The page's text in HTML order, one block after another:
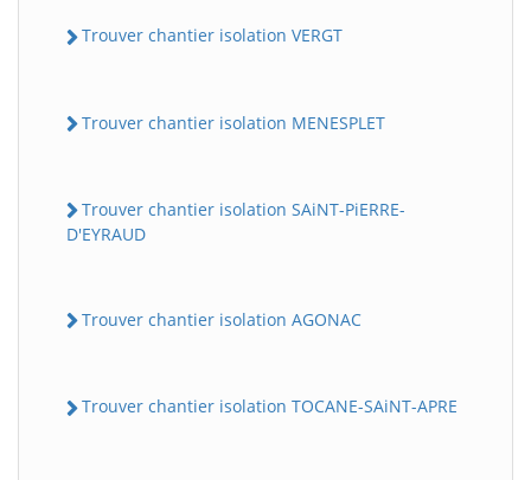
Trouver chantier isolation VERGT
Trouver chantier isolation MENESPLET
Trouver chantier isolation SAiNT-PiERRE-
D'EYRAUD
Trouver chantier isolation AGONAC
Trouver chantier isolation TOCANE-SAiNT-APRE